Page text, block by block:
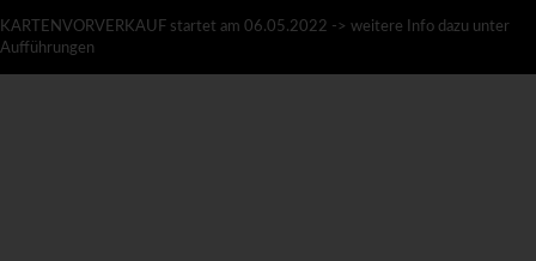
KARTENVORVERKAUF startet am 06.05.2022 -> weitere Info dazu unter
Aufführungen